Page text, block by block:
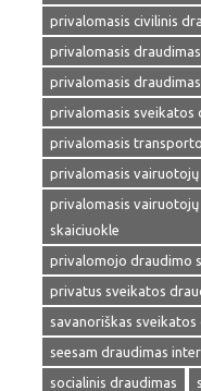
privalomasis civilinis
privalomasis
privalomasis
privalomasis sveikatos
privalomasis
privalomasis
privalomasis
skaiciuokle
privalomojo draudimo
privatus sveikatos
savanoriškas sveikatos
seesam draudimas
socialinis draudimas